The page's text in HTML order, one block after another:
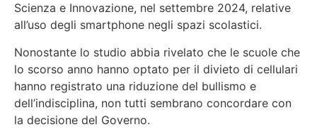
Scienza e Innovazione, nel settembre 2024, relative
all’uso degli smartphone negli spazi scolastici.
Nonostante lo studio abbia rivelato che le scuole che
lo scorso anno hanno optato per il divieto di cellulari
hanno registrato una riduzione del bullismo e
dell’indisciplina, non tutti sembrano concordare con
la decisione del Governo.